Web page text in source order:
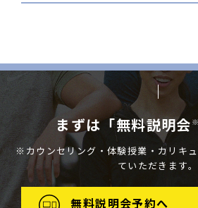
まずは「無料説明会 ※
※カウンセリング・体験授業・カリキ
ていただきます。
無料説明会予約へ